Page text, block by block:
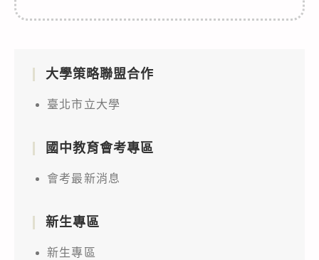
大學策略聯盟合作
臺北市立大學
國中教育會考專區
會考最新消息
新生專區
新生專區